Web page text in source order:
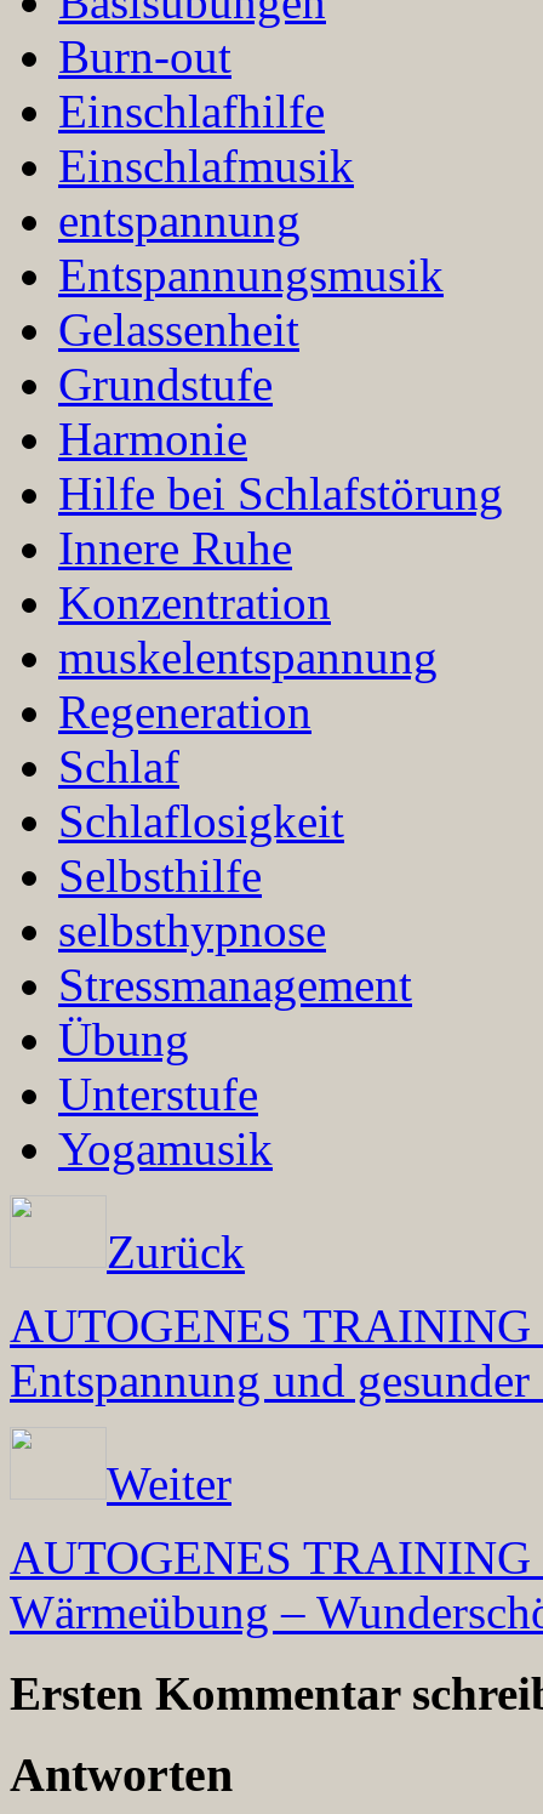
Burn-out
Einschlafhilfe
Einschlafmusik
entspannung
Entspannungsmusik
Gelassenheit
Grundstufe
Harmonie
Hilfe bei Schlafstörung
Innere Ruhe
Konzentration
muskelentspannung
Regeneration
Schlaf
Schlaflosigkeit
Selbsthilfe
selbsthypnose
Stressmanagement
Übung
Unterstufe
Yogamusik
Zurück
AUTOGENES TRAINING
Entspannung und
Weiter
AUTOGENES TRAINING
Wärmeübung –
Ersten Kommentar
Antworten